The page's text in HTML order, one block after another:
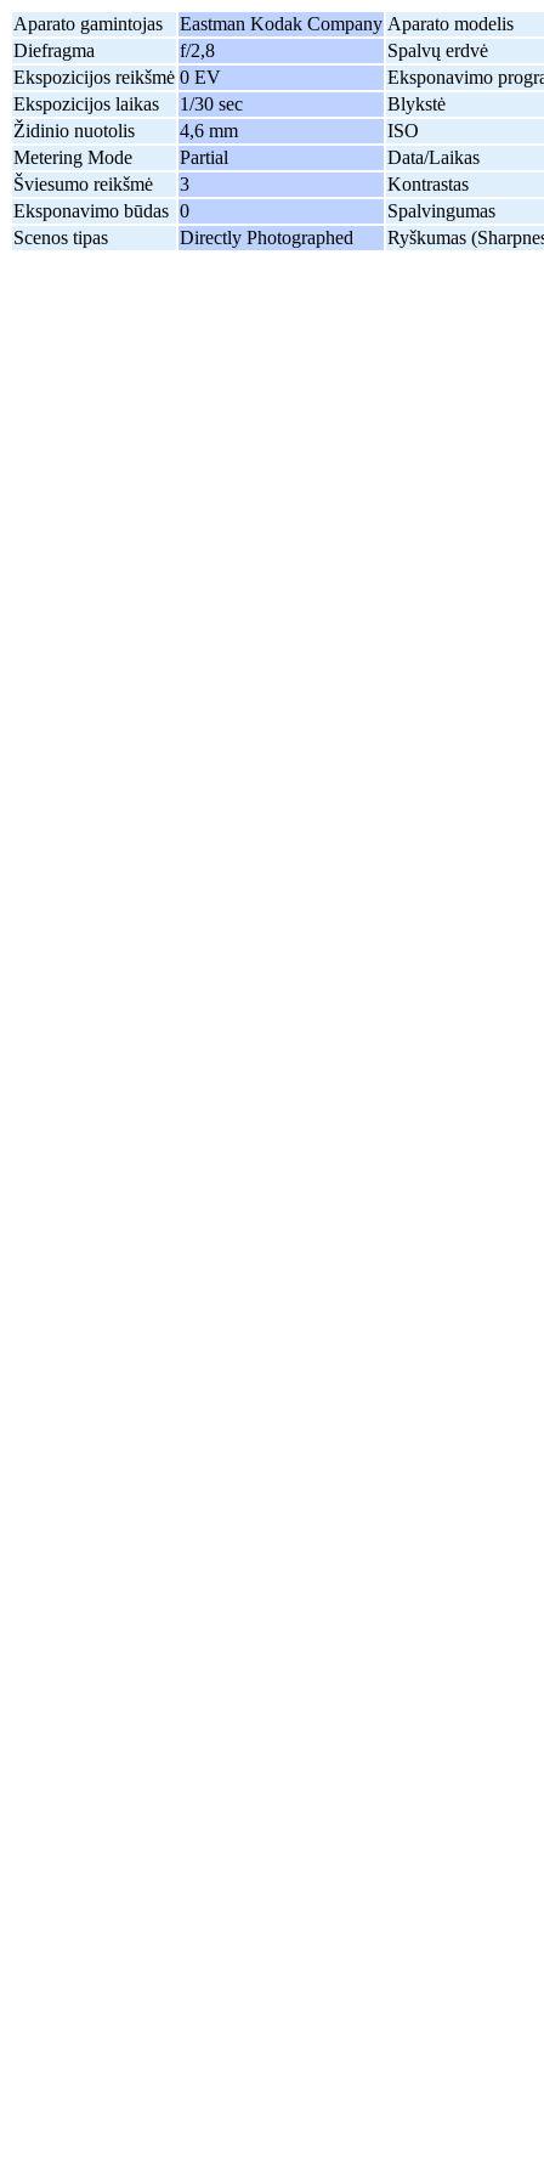
Aparato gamintojas Eastman Kodak Company Aparato modelis
Diefragma
f/2,8
Spalvų erdvė
Ekspozicijos reikšmė 0 EV
Eksponavimo
Ekspozicijos laikas
1/30 sec
Blykstė
Židinio nuotolis
4,6 mm
ISO
Metering Mode
Partial
Data/Laikas
Šviesumo reikšmė
3
Kontrastas
Eksponavimo būdas 0
Spalvingumas
Scenos tipas
Directly Photographed Ryškumas